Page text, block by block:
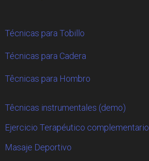
Técnicas para Tobillo
Técnicas para Cadera
Têcnicas para Hombro
Têcnicas instrumentales (demo)
Ejercicio Terapéutico complementario
Masaje Deportivo